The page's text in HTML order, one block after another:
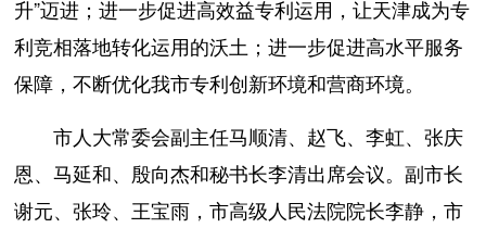
升”迈进；进一步促进高效益专利运用，让天津成为专
利竞相落地转化运用的沃土；进一步促进高水平服务
保障，不断优化我市专利创新环境和营商环境。
市人大常委会副主任马顺清、赵飞、李虹、张庆
恩、马延和、殷向杰和秘书长李清出席会议。副市长
谢元、张玲、王宝雨，市高级人民法院院长李静，市